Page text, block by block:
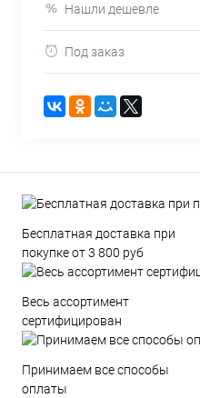
Нашли дешевле
Под заказ
Бесплатная доставка при
покупке от 3 800 руб
Весь ассортимент
сертифицирован
Принимаем все способы
оплаты